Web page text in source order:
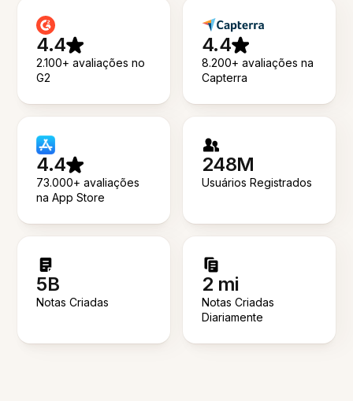
4.4
2.100+ avaliações no
G2
4.4
8.200+ avaliações na
Capterra
4.4
73.000+ avaliações
na App Store
248M
Usuários Registrados
5B
Notas Criadas
2 mi
Notas Criadas
Diariamente